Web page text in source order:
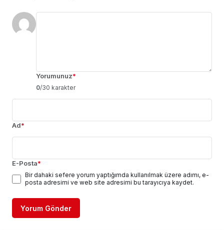
Yorumunuz*
0/30 karakter
Ad*
E-Posta*
Bir dahaki sefere yorum yaptığımda kullanılmak üzere adımı, e-
posta adresimi ve web site adresimi bu tarayıcıya kaydet.
Yorum Gönder